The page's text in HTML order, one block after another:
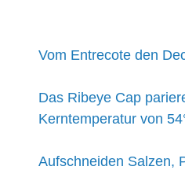
Vom Entrecote den
Das Ribeye Cap
Kerntemperatur von
Aufschneiden Salzen,